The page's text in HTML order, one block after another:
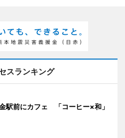
スランキング
駅前にカフェ 「コーヒー×和」